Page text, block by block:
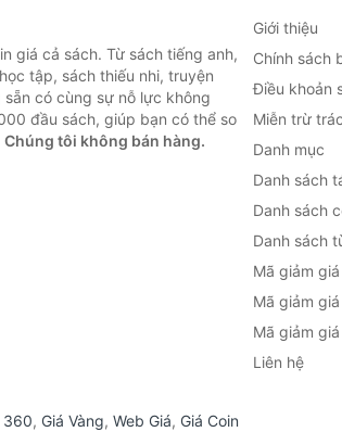
giá cả sách. Từ sách tiếng anh,
tập, sách thiếu nhi, truyện
có cùng sự nỗ lực không
đầu sách, giúp bạn có thể so
Chúng tôi không bán hàng.
Giới thiệu
Chính sách
Điều khoản
Miễn trừ
Danh mục
Danh sách
Danh sách
Danh sách
Mã giảm
Mã giảm
Mã giảm
Liên hệ
360, Giá Vàng, Web Giá, Giá Coin